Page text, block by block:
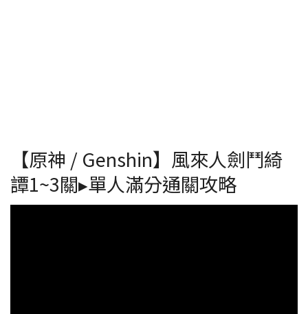
【原神 / Genshin】風來人劍鬥綺
譚1~3關▸單人滿分通關攻略